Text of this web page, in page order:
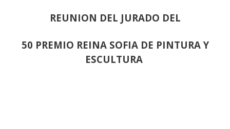
REUNION DEL JURADO DEL
50 PREMIO REINA SOFIA DE PINTURA Y
ESCULTURA